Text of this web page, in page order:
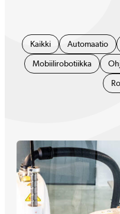
Kaikki Automaatio
Mobiilirobotiikka